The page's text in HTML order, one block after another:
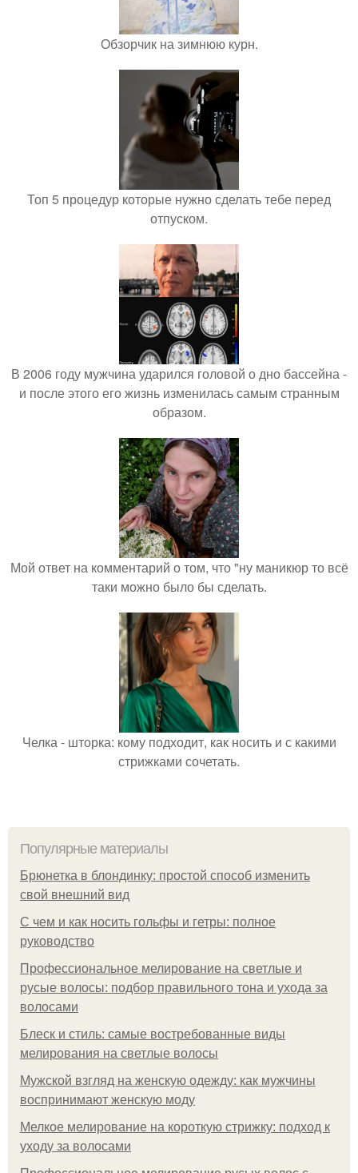
Обзорчик на зимнюю курн.
Топ 5 процедур которые нужно сделать тебе перед
отпуском.
В 2006 году мужчина ударился головой о дно бассейна -
и после этого его жизнь изменилась самым странным
образом.
Мой ответ на комментарий о том, что "ну маникюр то всё
таки можно было бы сделать.
Челка - шторка: кому подходит, как носить и с какими
стрижками сочетать.
Популярные материалы
Брюнетка в блондинку: простой способ изменить
свой внешний вид
С чем и как носить гольфы и гетры: полное
руководство
Профессиональное мелирование на светлые и
русые волосы: подбор правильного тона и ухода за
волосами
Блеск и стиль: самые востребованные виды
мелирования на светлые волосы
Мужской взгляд на женскую одежду: как мужчины
воспринимают женскую моду
Мелкое мелирование на короткую стрижку: подход к
уходу за волосами